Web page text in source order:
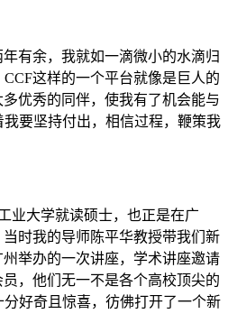
有余，我就如一滴微小的水滴归
CCF这样的一个平台就像是巨人的
优秀的同伴，使我有了机会能与
要坚持付出，相信过程，鞭策我
业大学就读硕士，也正是在广
当时我的导师陈平华教授带我们新
州举办的一次讲座，学术讲座邀请
员，他们无一不是各个高校顶尖的
好奇且惊喜，彷佛打开了一个新